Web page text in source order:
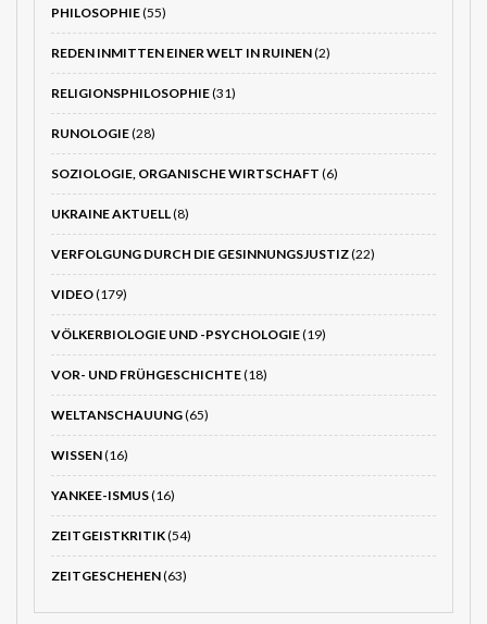
PHILOSOPHIE(55)
REDEN INMITTEN EINER WELT IN RUINEN(2)
RELIGIONSPHILOSOPHIE(31)
RUNOLOGIE(28)
SOZIOLOGIE, ORGANISCHE WIRTSCHAFT (6)
UKRAINE AKTUELL(8)
VERFOLGUNG DURCH DIE GESINNUNGSJUSTIZ(22)
VIDEO(179)
VÖLKERBIOLOGIE UND -PSYCHOLOGIE(19)
VOR- UND FRÜHGESCHICHTE(18)
WELTANSCHAUUNG(65)
WISSEN(16)
YANKEE-ISMUS(16)
ZEITGEISTKRITIK(54)
ZEITGESCHEHEN(63)